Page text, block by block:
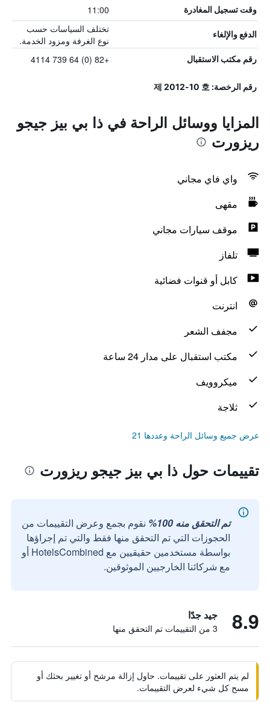
وقت تسجيل المغادرة 11:00
الدفع والإلغاء
تختلف السياسات حسب
نوع الغرفة ومزود الخدمة.
رقم مكتب الاستقبال +82 (0) 64 739 4114
رقم الرخصة: 제 2012-10 호
المزايا ووسائل الراحة في ذا بي بيز جيجو
ريزورت
واي فاي مجاني
مقهى
موقف سيارات مجاني
تلفاز
كابل أو قنوات فضائية
انترنت
مجفف الشعر
مكتب استقبال على مدار 24 ساعة
ميكروويف
ثلاجة
عرض جميع وسائل الراحة وعددها 21
تقييمات حول ذا بي بيز جيجو ريزورت
تم التحقق منه 100%
نقوم بجمع وعرض التقييمات من
الحجوزات التي تم التحقق منها فقط والتي تم إجراؤها
بواسطة مستخدمين حقيقيين مع HotelsCombined أو
مع شركائنا الخارجيين الموثوقين.
8.9 جيد جدًا
3 من التقييمات تم التحقق منها
لم يتم العثور على تقييمات. حاول إزالة مرشح أو تغيير بحثك أو
مسح كل شيء لعرض التقييمات.